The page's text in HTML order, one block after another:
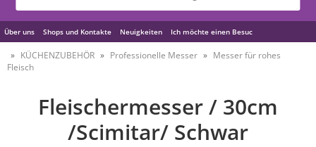
Über uns Shops und Kontakte Neuigkeiten Ich möchte einen Besuc
Nützliche Tipps
KÜCHENZUBEHÖR Professionelle Messer
Messer für rohes
Fleisch
Fleischermesser / 30cm
/Scimitar/ Schwar